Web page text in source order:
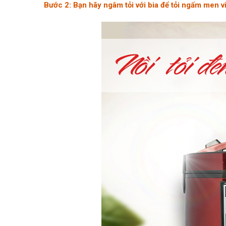
Bước 2: Bạn hãy ngâm tỏi với bia để tỏi ngấm men